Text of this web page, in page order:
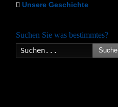
Unsere Geschichte
Suchen Sie was bestimmtes?
Suche